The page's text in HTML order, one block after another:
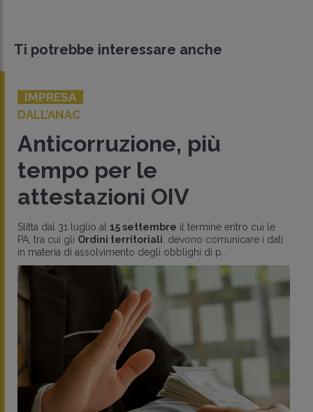
Ti potrebbe interessare anche
IMPRESA
DALL’ANAC
Anticorruzione, più
tempo per le
attestazioni OIV
Slitta dal 31 luglio al 15 settembre il termine entro cui le
PA, tra cui gli Ordini territoriali, devono comunicare i dati
in materia di assolvimento degli obblighi di p..